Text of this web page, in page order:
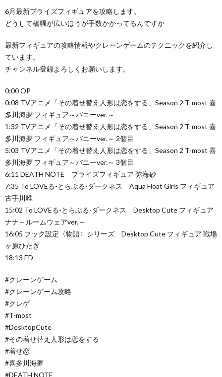
6月最新プライズフィギュアを攻略します。
どうして橋幅が広いほうが手数かかってるんですか
最新フィギュアの攻略情報やクレーンゲームのテクニックを紹介し
ています。
チャンネル登録よろしくお願いします。
0:00 OP
0:08 TVアニメ「その着せ替え人形は恋をする」Season 2 T-most 喜
多川海夢 フィギュア～バニーver.～
1:32 TVアニメ「その着せ替え人形は恋をする」Season 2 T-most 喜
多川海夢 フィギュア～バニーver.～ 2個目
5:03 TVアニメ「その着せ替え人形は恋をする」Season 2 T-most 喜
多川海夢 フィギュア～バニーver.～ 3個目
6:11 DEATH NOTE プライズフィギュア 弥海砂
7:35 To LOVEる-とらぶる-ダークネス Aqua Float Girls フィギュア
古手川唯
15:02 To LOVEる-とらぶる-ダークネス Desktop Cute フィギュア
ナナ～ルームウェアver.～
16:05 フック設定〈物語〉シリーズ Desktop Cute フィギュア 戦場
ヶ原ひたぎ
18:13 ED
#クレーンゲーム
#クレーンゲーム攻略
#クレゲ
#T-most
#DesktopCute
#その着せ替え人形は恋をする
#着せ恋
#喜多川海夢
#DEATH NOTE